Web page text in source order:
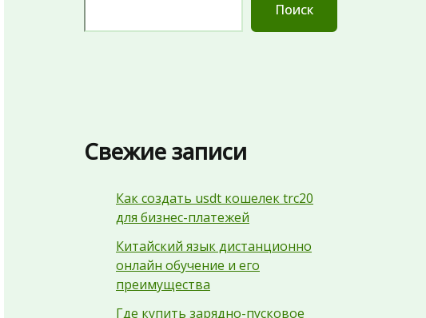
Поиск
Свежие записи
Как создать usdt кошелек trc20
для бизнес-платежей
Китайский язык дистанционно
онлайн обучение и его
преимущества
Где купить зарядно-пусковое